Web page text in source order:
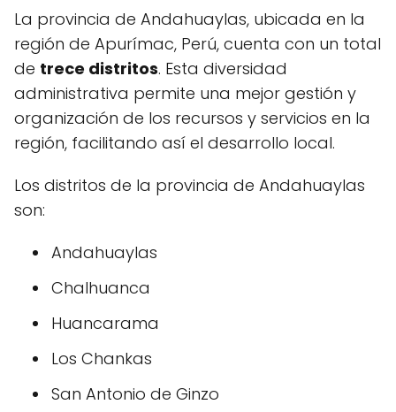
La provincia de Andahuaylas, ubicada en la
región de Apurímac, Perú, cuenta con un total
de trece distritos. Esta diversidad
administrativa permite una mejor gestión y
organización de los recursos y servicios en la
región, facilitando así el desarrollo local.
Los distritos de la provincia de Andahuaylas
son:
Andahuaylas
Chalhuanca
Huancarama
Los Chankas
San Antonio de Ginzo